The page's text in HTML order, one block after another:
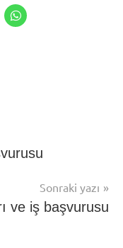
Sonraki yazı
ve iş başvurusu